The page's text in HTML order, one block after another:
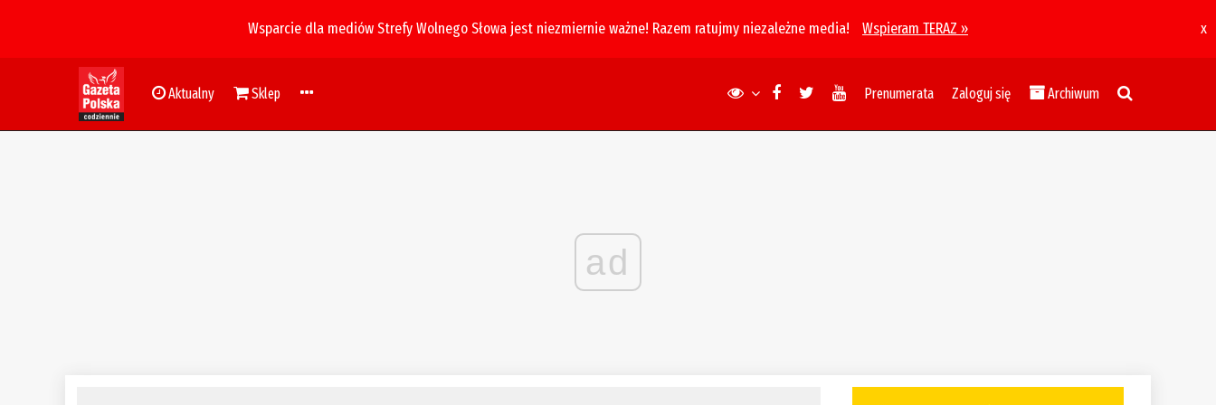
Wsparcie dla mediów Strefy Wolnego Słowa jest niezmiernie ważne! Razem ratujmy niezależne media! Wspieram TERAZ » x
Aktualny Sklep Prenumerata Zaloguj się Archiwum
ad